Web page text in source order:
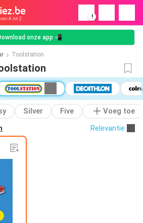
!
onze app 📲
Toolstation
Silver Five
Voeg toe
Relevantie